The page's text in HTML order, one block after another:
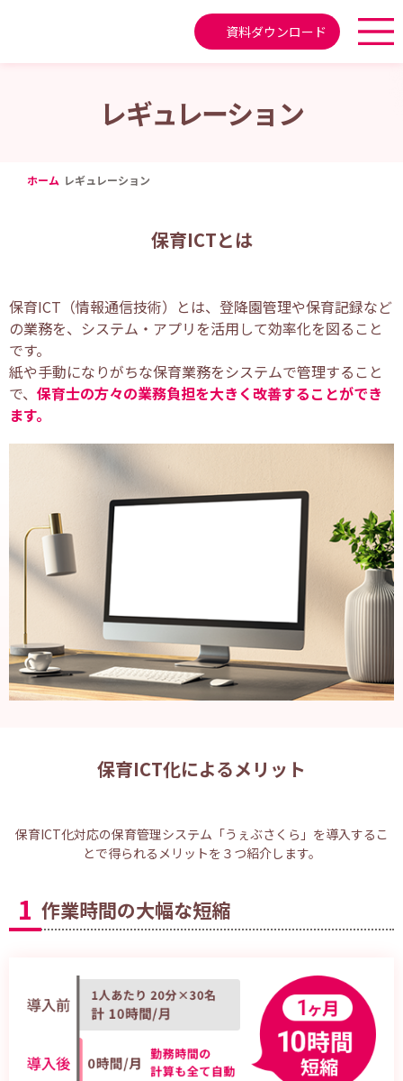
資料ダウンロード
レギュレーション
ホーム レギュレーション
保育ICTとは
保育ICT（情報通信技術）とは、登降園管理や保育記録など
の業務を、システム・アプリを活用して効率化を図ること
です。
紙や手動になりがちな保育業務をシステムで管理すること
で、 保育士の方々の業務負担を大きく改善することができ
ます。
保育ICT化によるメリット
保育ICT化対応の保育管理システム「うぇぶさくら」を導入するこ
とで得られるメリットを３つ紹介します。
1 作業時間の大幅な短縮